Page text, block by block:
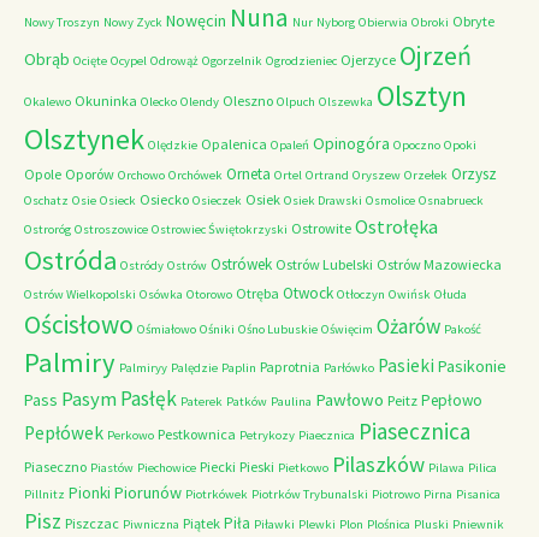
Nowy Troszyn Nowy Zyck Nowęcin Nuna Nur Nyborg Obierwia Obroki Obryte
Obrąb Ocięte Ocypel Odrowąż Ogorzelnik Ogrodzieniec Ojerzyce Ojrzeń
Okalewo Okuninka Olecko Olendy Oleszno Olpuch Olszewka Olsztyn
Olsztynek Olędzkie Opalenica Opaleń Opinogóra Opoczno Opoki
Opole Oporów Orchowo Orchówek Orneta Ortel Ortrand Oryszew Orzełek Orzysz
Oschatz Osie Osieck Osiecko Osieczek Osiek Osiek Drawski Osmolice Osnabrueck
Ostroróg Ostroszowice Ostrowiec Świętokrzyski Ostrowite Ostrołęka
Ostróda Ostródy Ostrów Ostrówek Ostrów Lubelski Ostrów Mazowiecka
Ostrów Wielkopolski Osówka Otorowo Otręba Otwock Otłoczyn Owińsk Ołuda
Ościsłowo Ośmiałowo Ośniki Ośno Lubuskie Oświęcim Ożarów Pakość
Palmiry Palmiryy Palędzie Paplin Paprotnia Parłówko Pasieki Pasikonie
Pass PasymPasłęk Paterek Patków Paulina Pawłowo Peitz Pepłowo
Pepłówek Perkowo Pestkownica Petrykozy Piaecznica Piasecznica
Piaseczno Piastów Piechowice Piecki Pieski Pietkowo Pilaszków Pilawa Pilica
Pillnitz Pionki Piorunów Piotrkówek Piotrków Trybunalski Piotrowo Pirna Pisanica
Pisz Piszczac Piwniczna Piątek Piła Piławki Plewki Plon Plośnica Pluski Pniewnik